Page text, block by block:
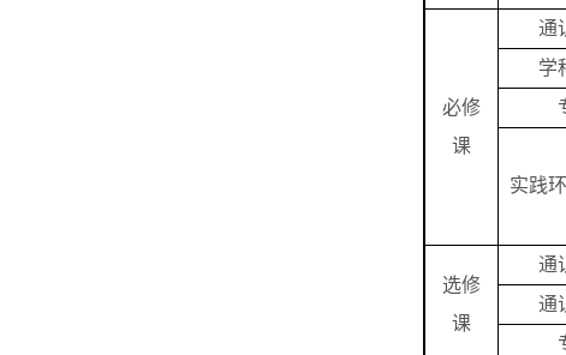
必修
课
通
学
实践
选修
课
通
通